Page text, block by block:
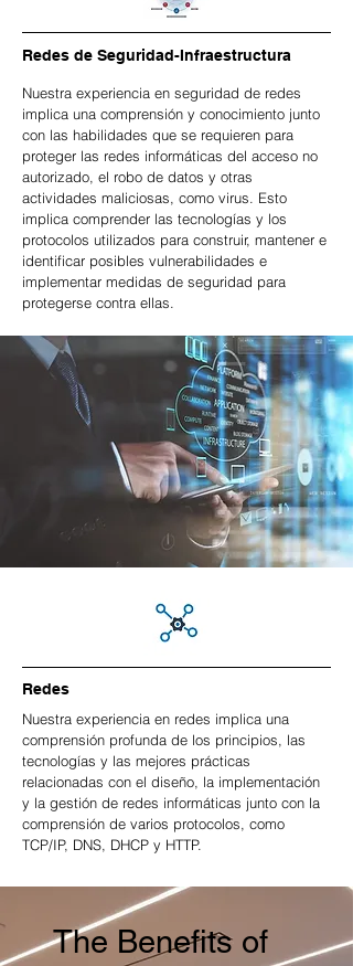
Redes de Seguridad-Infraestructura
Nuestra experiencia en seguridad de redes
implica una comprensión y conocimiento junto
con las habilidades que se requieren para
proteger las redes informáticas del acceso no
autorizado, el robo de datos y otras
actividades maliciosas, como virus. Esto
implica comprender las tecnologías y los
protocolos utilizados para construir, mantener e
identificar posibles vulnerabilidades e
implementar medidas de seguridad para
protegerse contra ellas.
Redes
Nuestra experiencia en redes implica una
comprensión profunda de los principios, las
tecnologías y las mejores prácticas
relacionadas con el diseño, la implementación
y la gestión de redes informáticas junto con la
comprensión de varios protocolos, como
TCP/IP, DNS, DHCP y HTTP.
The Benefits of